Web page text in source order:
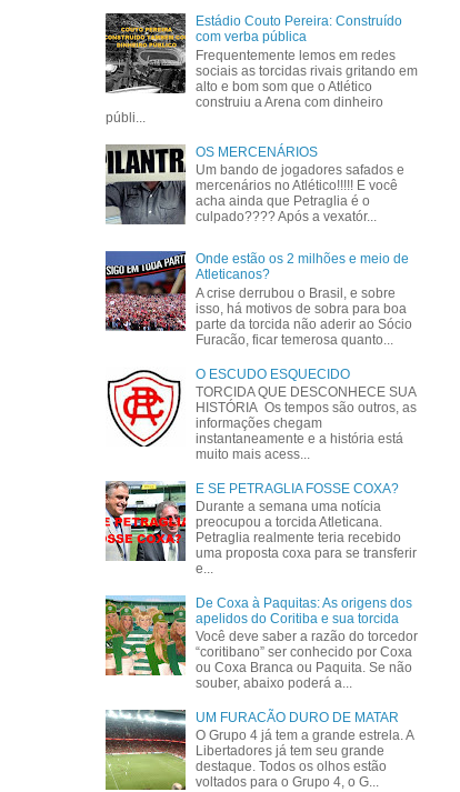
Estádio Couto Pereira: Construído
com verba pública
Frequentemente lemos em redes
sociais as torcidas rivais gritando em
alto e bom som que o Atlético
construiu a Arena com dinheiro
públi...
OS MERCENÁRIOS
Um bando de jogadores safados e
mercenários no Atlético!!!!! E você
acha ainda que Petraglia é o
culpado???? Após a vexatór...
Onde estão os 2 milhões e meio de
Atleticanos?
A crise derrubou o Brasil, e sobre
isso, há motivos de sobra para boa
parte da torcida não aderir ao Sócio
Furacão, ficar temerosa quanto...
O ESCUDO ESQUECIDO
TORCIDA QUE DESCONHECE SUA
HISTÓRIA Os tempos são outros, as
informações chegam
instantaneamente e a história está
muito mais acess...
E SE PETRAGLIA FOSSE COXA?
Durante a semana uma notícia
preocupou a torcida Atleticana.
Petraglia realmente teria recebido
uma proposta coxa para se transferir
e...
De Coxa à Paquitas: As origens dos
apelidos do Coritiba e sua torcida
Você deve saber a razão do torcedor
“coritibano” ser conhecido por Coxa
ou Coxa Branca ou Paquita. Se não
souber, abaixo poderá a...
UM FURACÃO DURO DE MATAR
O Grupo 4 já tem a grande estrela. A
Libertadores já tem seu grande
destaque. Todos os olhos estão
voltados para o Grupo 4, o G...